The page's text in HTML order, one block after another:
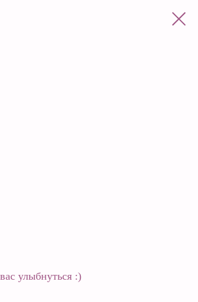
улыбнуться :)